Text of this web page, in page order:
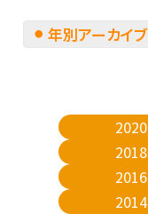
年別アーカイブ
2020
2018
2016
2014